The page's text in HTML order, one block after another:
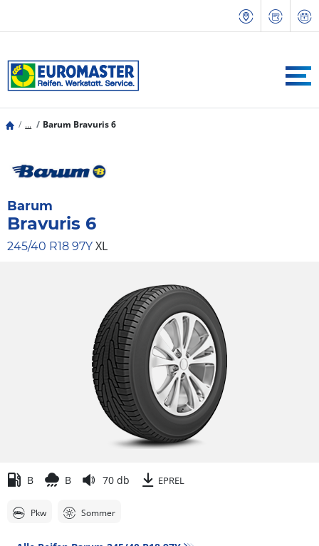
... Barum Bravuris 6
Barum
Bravuris 6
245/40 R18 97Y XL
B B 70 db EPREL
Pkw Sommer